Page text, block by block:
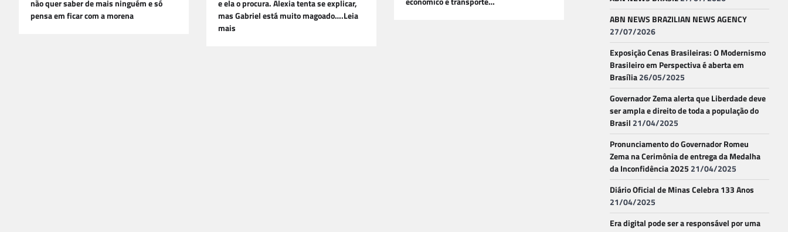
não quer saber de mais ninguém e só
pensa em ficar com a morena
e ela o procura. Alexia tenta se explicar,
mas Gabriel está muito magoado….Leia
mais
ABN NEWS BRAZILIAN NEWS AGENCY
27/07/2026
Exposição Cenas Brasileiras: O Modernismo
Brasileiro em Perspectiva é aberta em
Brasília26/05/2025
Governador Zema alerta que Liberdade deve
ser ampla e direito de toda a população do
Brasil 21/04/2025
Pronunciamento do Governador Romeu
Zema na Cerimônia de entrega da Medalha
da Inconfidência 2025 21/04/2025
Diário Oficial de Minas Celebra 133 Anos
21/04/2025
Era digital pode ser a responsável por uma